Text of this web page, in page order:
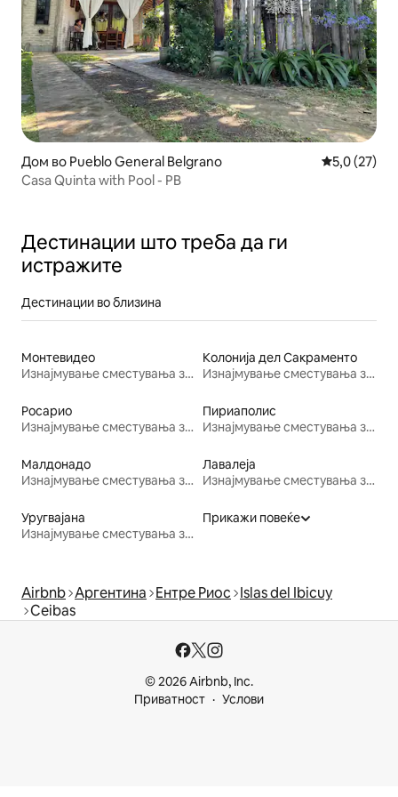
Дом во Pueblo General Belgrano Просечна
5,0 (27)
Casa Quinta with Pool - PB
Дестинации што треба да ги
истражите
Дестинации во близина
Монтевидео
Изнајмување сместувања за одмор
Колонија дел Сакраменто
Изнајмување сместувања за одмор
Росарио
Изнајмување сместувања за одмор
Пириаполис
Изнајмување сместувања за одмор
Малдонадо
Изнајмување сместувања за одмор
Лавалеја
Изнајмување сместувања за одмор
Уругвајана
Изнајмување сместувања за одмор
Прикажи повеќе
Airbnb Аргентина Ентре Риос Islas del Ibicuy
Ceibas
© 2026 Airbnb, Inc.
Приватност
Услови